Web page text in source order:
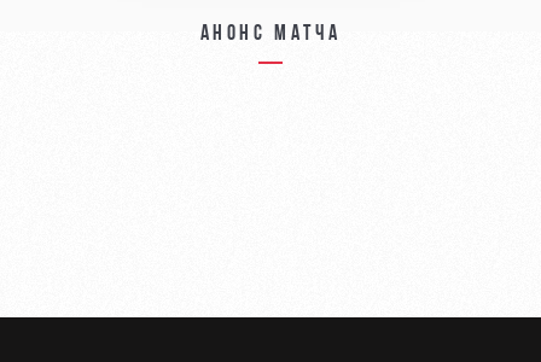
Анонс матча